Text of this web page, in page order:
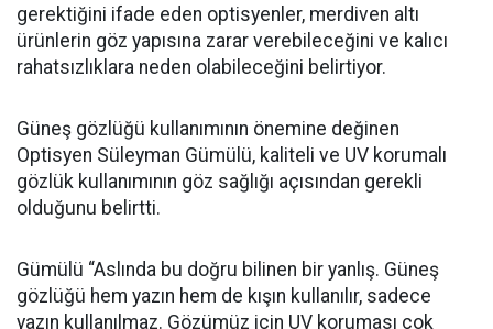
gerektiğini ifade eden optisyenler, merdiven altı
ürünlerin göz yapısına zarar verebileceğini ve kalıcı
rahatsızlıklara neden olabileceğini belirtiyor.
Güneş gözlüğü kullanımının önemine değinen
Optisyen Süleyman Gümülü, kaliteli ve UV korumalı
gözlük kullanımının göz sağlığı açısından gerekli
olduğunu belirtti.
Gümülü “Aslında bu doğru bilinen bir yanlış. Güneş
gözlüğü hem yazın hem de kışın kullanılır, sadece
yazın kullanılmaz. Gözümüz için UV koruması çok